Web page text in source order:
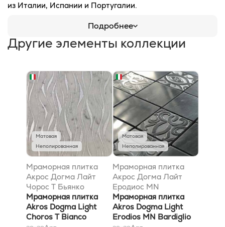
из Италии, Испании и Португалии.
Подробнее
Другие элементы коллекции
Матовая
Неполированная
Мраморная плитка
Акрос Догма Лайт
Чорос T Бьянко
Каррара Сильвер
30,5x30,5
Мраморная плитка
Akros Dogma Light
Choros T Bianco
Матовая
Неполированная
Мраморная плитка
Акрос Догма Лайт
Еродиос MN
Бардиглио Натурале
30,5x30,5
Мраморная плитка
Akros Dogma Light
Erodios MN Bardiglio